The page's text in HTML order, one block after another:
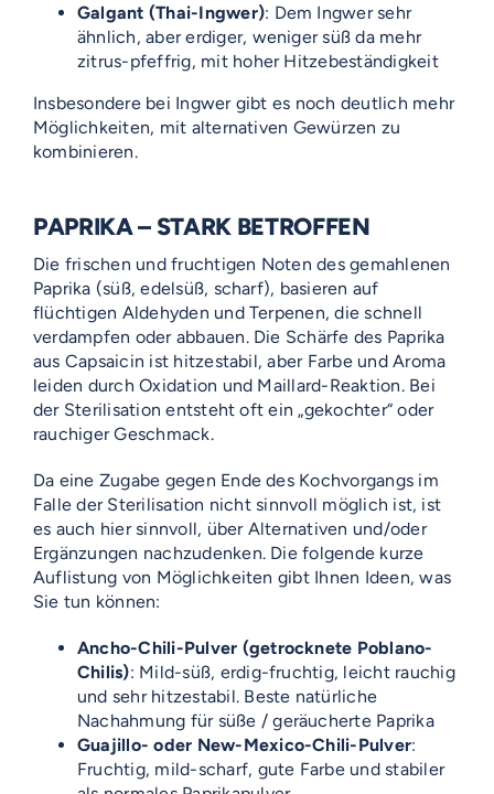
Galgant (Thai-Ingwer): Dem Ingwer sehr
ähnlich, aber erdiger, weniger süß da mehr
zitrus-pfeffrig, mit hoher Hitzebeständigkeit
Insbesondere bei Ingwer gibt es noch deutlich mehr
Möglichkeiten, mit alternativen Gewürzen zu
kombinieren.
PAPRIKA – STARK BETROFFEN
Die frischen und fruchtigen Noten des gemahlenen
Paprika (süß, edelsüß, scharf), basieren auf
flüchtigen Aldehyden und Terpenen, die schnell
verdampfen oder abbauen. Die Schärfe des Paprika
aus Capsaicin ist hitzestabil, aber Farbe und Aroma
leiden durch Oxidation und Maillard-Reaktion. Bei
der Sterilisation entsteht oft ein „gekochter“ oder
rauchiger Geschmack.
Da eine Zugabe gegen Ende des Kochvorgangs im
Falle der Sterilisation nicht sinnvoll möglich ist, ist
es auch hier sinnvoll, über Alternativen und/oder
Ergänzungen nachzudenken. Die folgende kurze
Auflistung von Möglichkeiten gibt Ihnen Ideen, was
Sie tun können:
Ancho-Chili-Pulver (getrocknete Poblano-
Chilis): Mild-süß, erdig-fruchtig, leicht rauchig
und sehr hitzestabil. Beste natürliche
Nachahmung für süße / geräucherte Paprika
Guajillo- oder New-Mexico-Chili-Pulver:
Fruchtig, mild-scharf, gute Farbe und stabiler